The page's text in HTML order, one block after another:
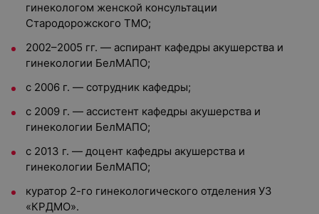
гинекологом женской консультации
Стародорожского ТМО;
2002–2005 гг. — аспирант кафедры акушерства и
гинекологии БелМАПО;
с 2006 г. — сотрудник кафедры;
с 2009 г. — ассистент кафедры акушерства и
гинекологии БелМАПО;
с 2013 г. — доцент кафедры акушерства и
гинекологии БелМАПО;
куратор 2-го гинекологического отделения УЗ
«КРДМО».